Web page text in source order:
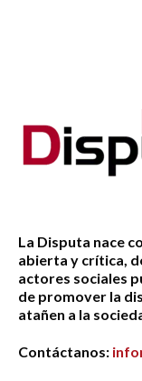
La Disputa nace
abierta y crítica,
actores sociales
de promover la
atañen a la
Contáctanos: